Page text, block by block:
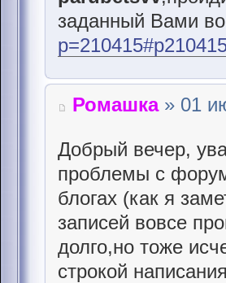
заданный Вами
Ромашка» 01
Добрый вечер,
проблемы с
блогах (как я
записей вовсе
долго,но тоже
строкой